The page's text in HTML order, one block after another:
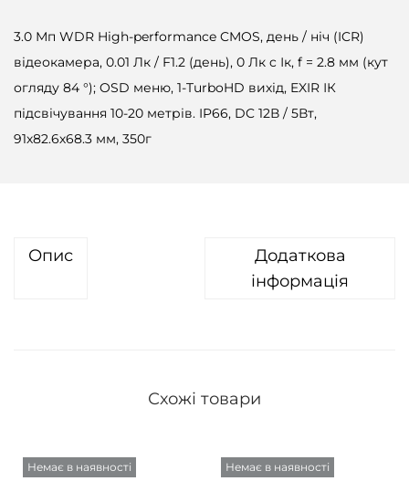
3.0 Мп WDR High-performance CMOS, день / ніч (ICR)
відеокамера, 0.01 Лк / F1.2 (день), 0 Лк c Ік, f = 2.8 мм (кут
огляду 84 °); OSD меню, 1-TurboHD вихід, EXIR ІК
підсвічування 10-20 метрів. IP66, DC 12В / 5Вт,
91х82.6х68.3 мм, 350г
Опис
Додаткова
інформація
Схожі товари
Немає в наявності Немає в наявності